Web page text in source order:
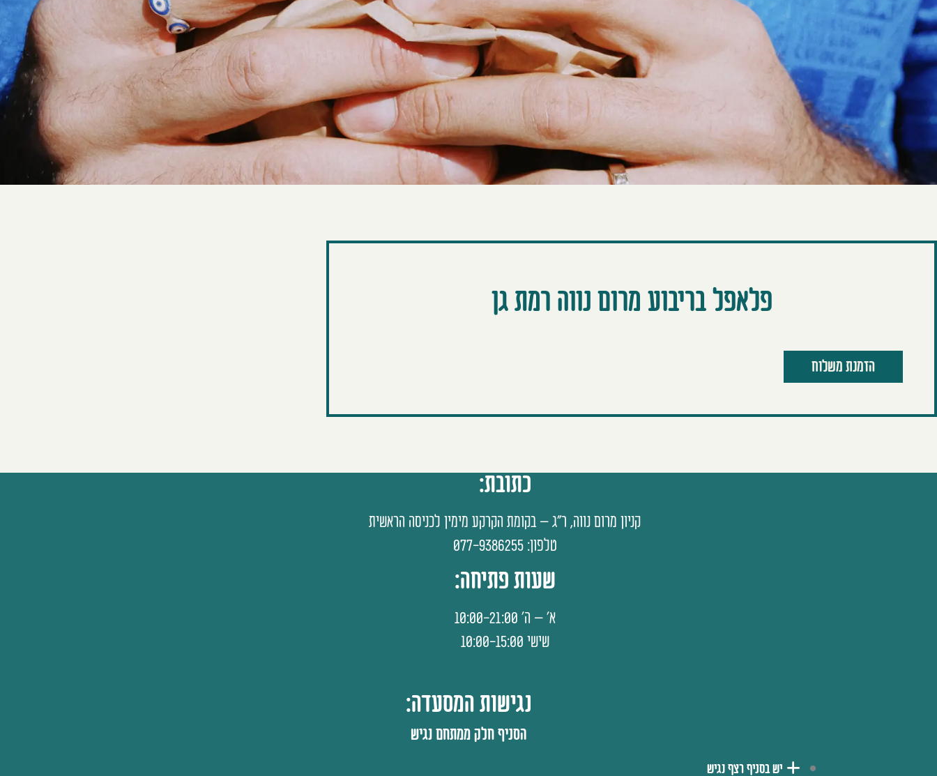
פלאפל בריבוע מרום נווה רמת גן
הזמנת משלוח
כתובת:
קניון מרום נווה, ר"ג – בקומת הקרקע מימין לכניסה הראשית
טלפון: 077-9386255
שעות פתיחה:
א' – ה' 10:00-21:00
שישי 10:00-15:00
נגישות המסעדה:
הסניף חלק ממתחם נגיש​
יש בסניף רצף נגיש